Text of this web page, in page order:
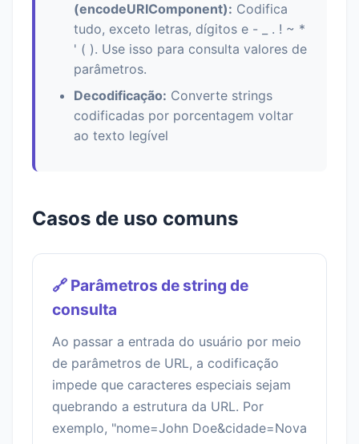
(encodeURIComponent): Codifica
tudo, exceto letras, dígitos e - _ . ! ~ *
' ( ). Use isso para consulta valores de
parâmetros.
Decodificação: Converte strings
codificadas por porcentagem voltar
ao texto legível
Casos de uso comuns
🔗 Parâmetros de string de
consulta
Ao passar a entrada do usuário por meio
de parâmetros de URL, a codificação
impede que caracteres especiais sejam
quebrando a estrutura da URL. Por
exemplo, "nome=John Doe&cidade=Nova